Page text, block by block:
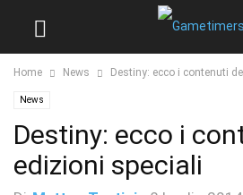
Home News Destiny: ecco i contenuti
News
Destiny: ecco i
edizioni speciali